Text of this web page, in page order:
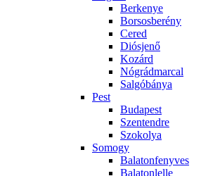
Berkenye
Borsosberény
Cered
Diósjenő
Kozárd
Nógrádmarcal
Salgóbánya
Pest
Budapest
Szentendre
Szokolya
Somogy
Balatonfenyves
Balatonlelle